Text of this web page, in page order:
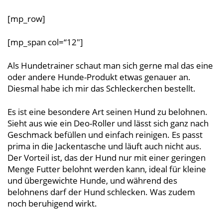
[mp_row]
[mp_span col=“12″]
Als Hundetrainer schaut man sich gerne mal das eine
oder andere Hunde-Produkt etwas genauer an.
Diesmal habe ich mir das Schleckerchen bestellt.
Es ist eine besondere Art seinen Hund zu belohnen.
Sieht aus wie ein Deo-Roller und lässt sich ganz nach
Geschmack befüllen und einfach reinigen. Es passt
prima in die Jackentasche und läuft auch nicht aus.
Der Vorteil ist, das der Hund nur mit einer geringen
Menge Futter belohnt werden kann, ideal für kleine
und übergewichte Hunde, und während des
belohnens darf der Hund schlecken. Was zudem
noch beruhigend wirkt.